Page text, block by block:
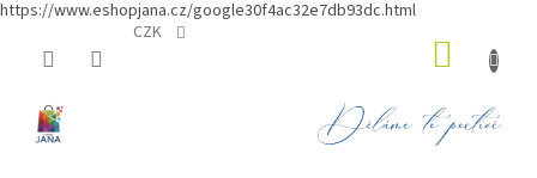
https://www.eshopjana.cz/google30f4ac32e7db93dc.html
CZK